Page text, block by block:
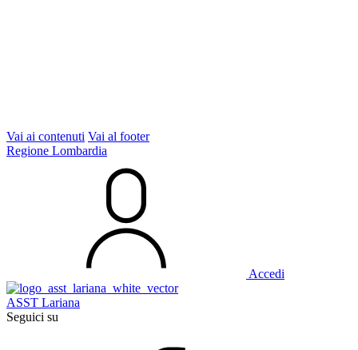
Vai ai contenuti Vai al footer
Regione Lombardia
Accedi
ASST Lariana
Seguici su